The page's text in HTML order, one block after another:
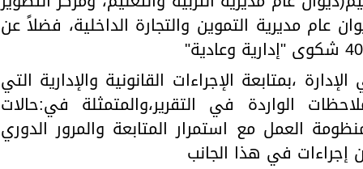
عام مديرية التموين والتجارة الداخلية، فضلاً عن
،بمتابعة الإجراءات القانونية والإدارية التي
الواردة في التقرير،والمتمثلة في:حالات
العمل مع استمرار المتابعة والمرور الدوري
إجراءات في هذا الجانب